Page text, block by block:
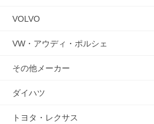
VOLVO
VW・アウディ・ポルシェ
その他メーカー
ダイハツ
トヨタ・レクサス